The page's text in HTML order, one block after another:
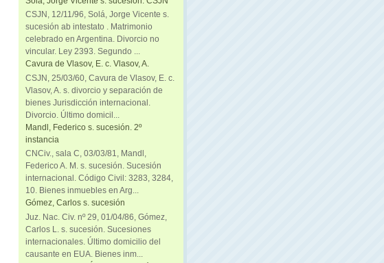
CSJN, 12/11/96, Solá, Jorge Vicente s.
sucesión ab intestato . Matrimonio
celebrado en Argentina. Divorcio no
vincular. Ley 2393. Segundo ...
Cavura de Vlasov, E. c. Vlasov, A.
CSJN, 25/03/60, Cavura de Vlasov, E. c.
Vlasov, A. s. divorcio y separación de
bienes Jurisdicción internacional.
Divorcio. Último domicil...
Mandl, Federico s. sucesión. 2º
instancia
CNCiv., sala C, 03/03/81, Mandl,
Federico A. M. s. sucesión. Sucesión
internacional. Código Civil: 3283, 3284,
10. Bienes inmuebles en Arg...
Gómez, Carlos s. sucesión
Juz. Nac. Civ. nº 29, 01/04/86, Gómez,
Carlos L. s. sucesión. Sucesiones
internacionales. Último domicilio del
causante en EUA. Bienes inm...